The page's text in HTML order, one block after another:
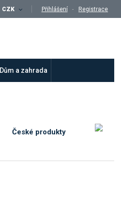
CZK Přihlášení Registrace
Dům a zahrada
České produkty